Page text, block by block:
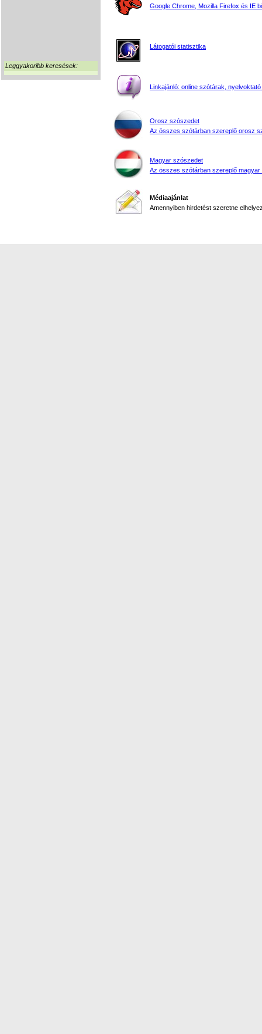
Leggyakoribb keresések:
Google Chrome, Mozilla Firefox és IE
Látogatói statisztika
Linkajánló: online szótárak, nyelvoktató
Orosz szószedet
Az összes szótárban szereplő orosz
Magyar szószedet
Az összes szótárban szereplő magyar
Médiaajánlat
Amennyiben hirdetést szeretne